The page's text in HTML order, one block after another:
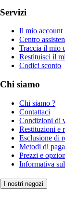
Servizi
Il mio account
Centro
Traccia il mio
Restituisci il
Codici sconto
Chi siamo
Chi siamo ?
Contattaci
Condizioni di
Restituzioni e
Esclusione di
Metodi di
Prezzi e
Informativa
I nostri negozi